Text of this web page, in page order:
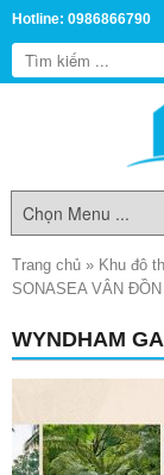
Hotline: 0986866790
Trang chủ » Khu đô
SONASEA VÂN ĐỒN
WYNDHAM